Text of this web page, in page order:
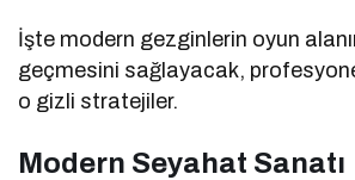
İşte modern gezginlerin oyun
geçmesini sağlayacak,
o gizli stratejiler.
Modern Seyahat Sanatı